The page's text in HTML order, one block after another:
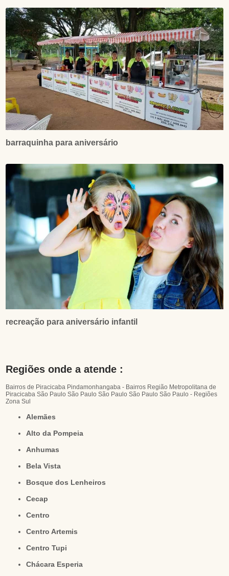
barraquinha para aniversário
recreação para aniversário infantil
Regiões onde a atende :
Bairros de Piracicaba Pindamonhangaba - Bairros Região Metropolitana de
Piracicaba São Paulo São Paulo São Paulo São PauloSão Paulo - Regiões
Zona Sul
Alemães
Alto da Pompeia
Anhumas
Bela Vista
Bosque dos Lenheiros
Cecap
Centro
Centro Artemis
Centro Tupi
Chácara Esperia